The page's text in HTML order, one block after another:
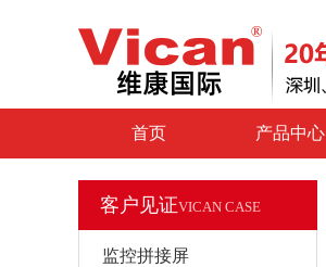
首页 产品中心
客户见证VICAN CASE
监控拼接屏